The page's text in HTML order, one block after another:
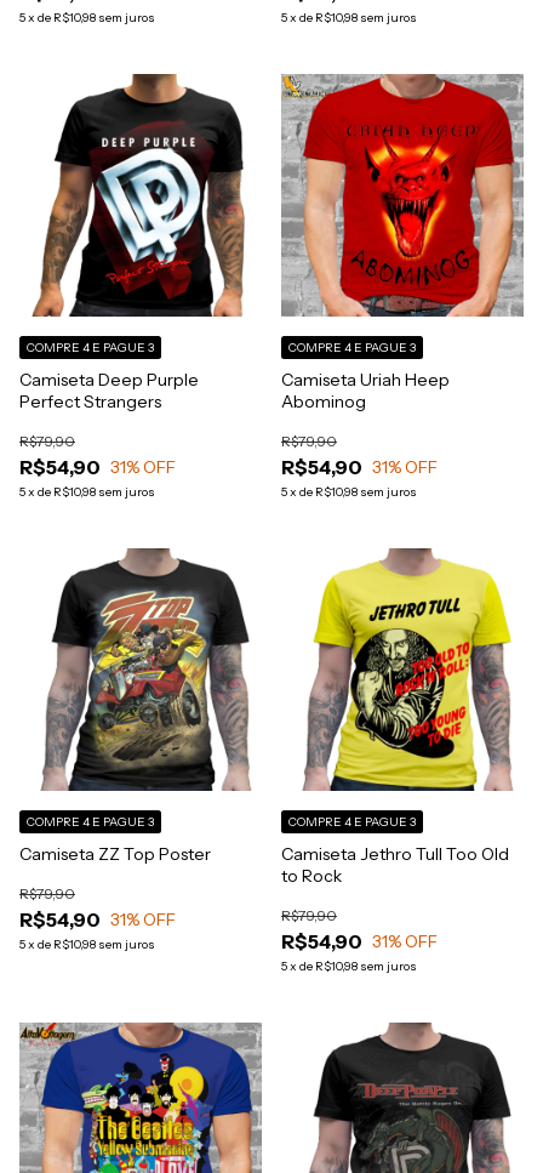
5x de R$10,98 sem juros 5x de R$10,98 sem juros
Camiseta Deep Purple
Perfect Strangers
R$54,90
R$79,90
31% OFF
5x de R$10,98 sem juros
COMPRE 4 E PAGUE 3
Camiseta Uriah Heep
Abominog
R$54,90
R$79,90
31% OFF
5x de R$10,98 sem juros
COMPRE 4 E PAGUE 3
Camiseta ZZ Top Poster
R$54,90
R$79,90
31% OFF
5x de R$10,98 sem juros
COMPRE 4 E PAGUE 3
Camiseta Jethro Tull Too Old
to Rock
R$54,90
R$79,90
31% OFF
5x de R$10,98 sem juros
COMPRE 4 E PAGUE 3